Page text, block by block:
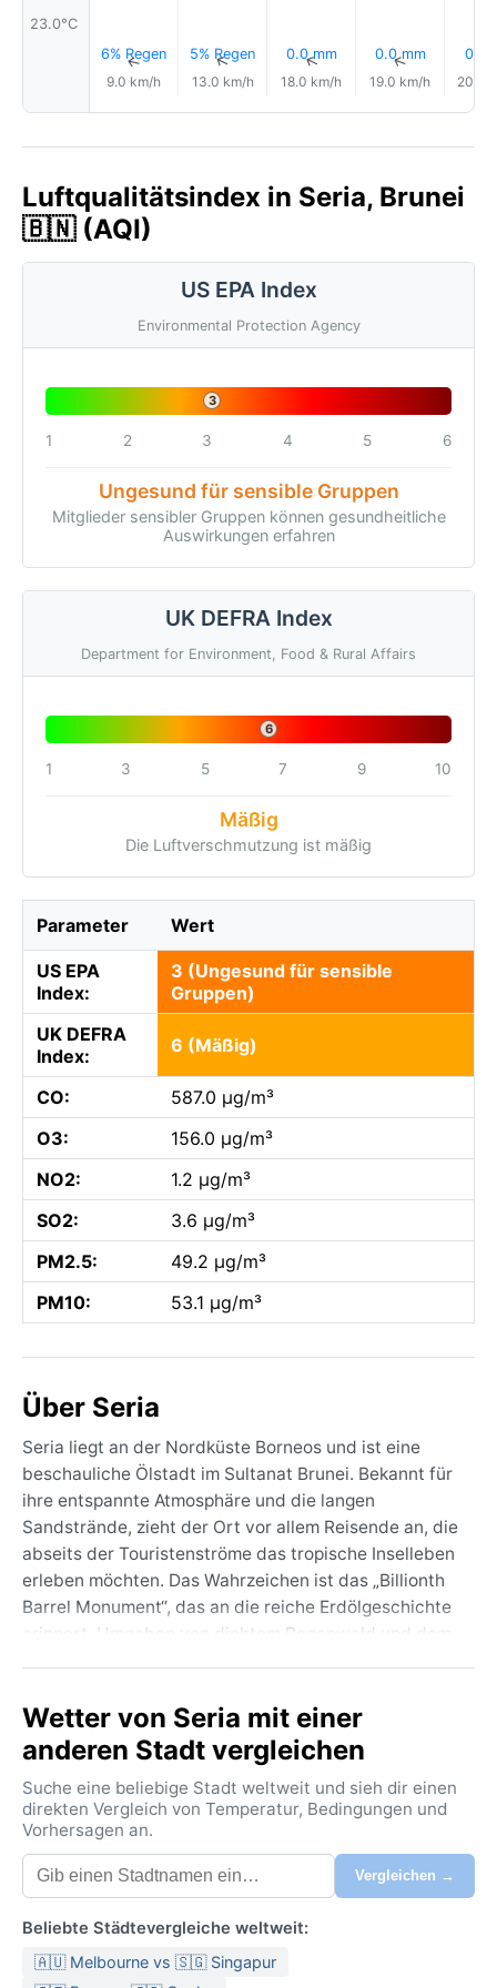
23.0°C
6% Regen
↑
9.0 km/h
5% Regen
↑
13.0 km/h
0.0 mm
↑
18.0 km/h
0.0 mm
↑
19.0 km/h
0.1
20.0
Luftqualitätsindex in Seria, Brunei
🇧🇳 (AQI)
US EPA Index
Environmental Protection Agency
3
1 2 3 4 5 6
Ungesund für sensible Gruppen
Mitglieder sensibler Gruppen können gesundheitliche
Auswirkungen erfahren
UK DEFRA Index
Department for Environment, Food & Rural Affairs
6
1 3 5 7 9 10
Mäßig
Die Luftverschmutzung ist mäßig
Parameter Wert
US EPA
Index:
3 (Ungesund für sensible
Gruppen)
UK DEFRA
Index:
6 (Mäßig)
CO:
587.0 µg/m³
O3:
156.0 µg/m³
NO2:
1.2 µg/m³
SO2:
3.6 µg/m³
PM2.5:
49.2 µg/m³
PM10:
53.1 µg/m³
Über Seria
Seria liegt an der Nordküste Borneos und ist eine
beschauliche Ölstadt im Sultanat Brunei. Bekannt für
ihre entspannte Atmosphäre und die langen
Sandstrände, zieht der Ort vor allem Reisende an, die
abseits der Touristenströme das tropische Inselleben
erleben möchten. Das Wahrzeichen ist das „Billionth
Barrel Monument“, das an die reiche Erdölgeschichte
erinnert. Umgeben von dichtem Regenwald und dem
ländlichen Umgebung. Die Mischung aus malaiischer
Tradition, islamischer Kultur und kolonialen Einflüssen
prägt das tägliche Leben in dieser verschlafenen
Küstengemeinde.
Nach der Köppen-Klassifikation herrscht in Seria ein
tropisches Regenwaldklima (Af). Das bedeutet
ganzjährig hohe Temperaturen zwischen 23 und 32
unter 80 Prozent fällt. Regen fällt das ganze Jahr
über, oft in heftigen, aber kurzen Schauern. Eine
Wetter von Seria mit einer
anderen Stadt vergleichen
Suche eine beliebige Stadt weltweit und sieh dir einen
direkten Vergleich von Temperatur, Bedingungen und
Vorhersagen an.
Vergleichen →
Beliebte Städtevergleiche weltweit:
🇦🇺 Melbourne vs 🇸🇬 Singapur